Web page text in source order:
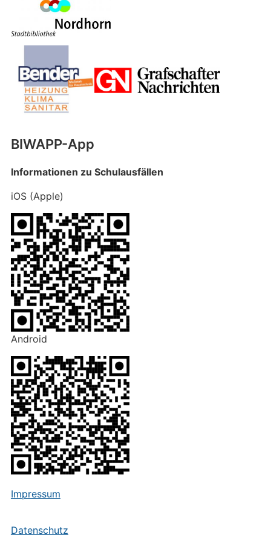
BIWAPP-App
Informationen zu Schulausfällen
iOS (Apple)
Android
Impressum
Datenschutz